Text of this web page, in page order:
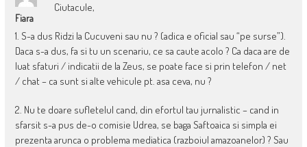
Fiara
Ciutacule,
1. S-a dus Ridzi la Cucuveni sau nu ? (adica e oficial sau “pe surse”).
Daca s-a dus, fa si tu un scenariu, ce sa caute acolo ? Ca daca are de
luat sfaturi / indicatii de la Zeus, se poate face si prin telefon / net
/ chat – ca sunt si alte vehicule pt. asa ceva, nu ?
2. Nu te doare sufletelul cand, din efortul tau jurnalistic – cand in
sfarsit s-a pus de-o comisie Udrea, se baga Saftoaica si simpla ei
prezenta arunca o problema mediatica (razboiul amazoanelor) ? Sau